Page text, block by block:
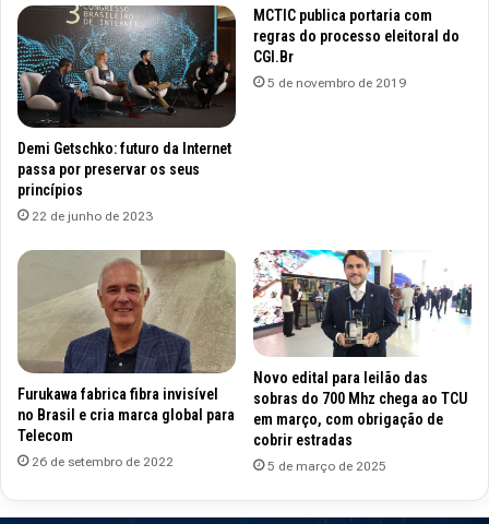
Demi Getschko: futuro da Internet
passa por preservar os seus
princípios
22 de junho de 2023
MCTIC publica portaria com
regras do processo eleitoral do
CGI.Br
5 de novembro de 2019
Furukawa fabrica fibra invisível
no Brasil e cria marca global para
Telecom
26 de setembro de 2022
Novo edital para leilão das
sobras do 700 Mhz chega ao TCU
em março, com obrigação de
cobrir estradas
5 de março de 2025